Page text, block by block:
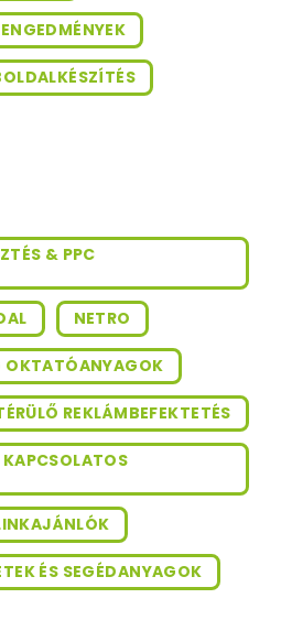
& PPC
NETRO
OKTATÓANYAGOK
REKLÁMBEFEKTETÉS
ÉS SEGÉDANYAGOK